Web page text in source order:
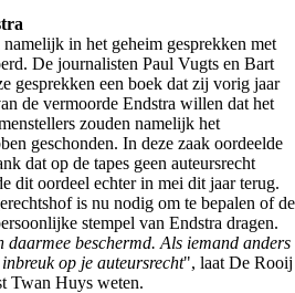
in het geheim gesprekken met
De journalisten Paul Vugts en Bart
gesprekken een boek dat zij vorig jaar
de vermoorde Endstra willen dat het
zouden namelijk het
geschonden. In deze zaak oordeelde
dat op de tapes geen auteursrecht
dit oordeel echter in mei dit jaar terug.
is nu nodig om te bepalen of de
stempel van Endstra dragen.
beschermd. Als iemand anders
op je auteursrecht", laat De Rooij
Twan Huys weten.